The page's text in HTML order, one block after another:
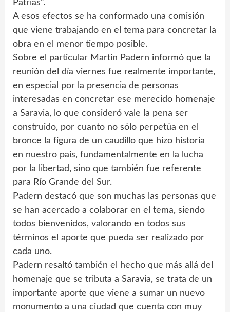
Patrias”.
A esos efectos se ha conformado una comisión
que viene trabajando en el tema para concretar la
obra en el menor tiempo posible.
Sobre el particular Martín Padern informó que la
reunión del día viernes fue realmente importante,
en especial por la presencia de personas
interesadas en concretar ese merecido homenaje
a Saravia, lo que consideró vale la pena ser
construido, por cuanto no sólo perpetúa en el
bronce la figura de un caudillo que hizo historia
en nuestro país, fundamentalmente en la lucha
por la libertad, sino que también fue referente
para Río Grande del Sur.
Padern destacó que son muchas las personas que
se han acercado a colaborar en el tema, siendo
todos bienvenidos, valorando en todos sus
términos el aporte que pueda ser realizado por
cada uno.
Padern resaltó también el hecho que más allá del
homenaje que se tributa a Saravia, se trata de un
importante aporte que viene a sumar un nuevo
monumento a una ciudad que cuenta con muy